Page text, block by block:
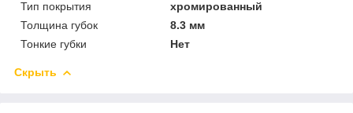
Тип покрытия
хромированный
Толщина губок
8.3 мм
Тонкие губки
Нет
Скрыть